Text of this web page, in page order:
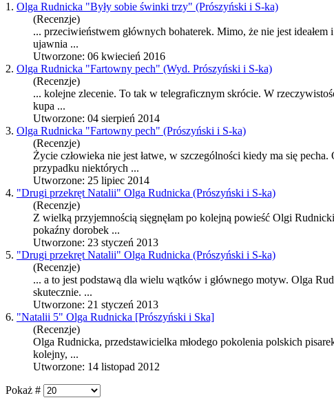
1. Olga Rudnicka "Były sobie świnki trzy" (Prószyński i S-ka)
(Recenzje)
... przeciwieństwem głównych bohaterek. Mimo, że nie jest
ujawnia ...
Utworzone: 06 kwiecień 2016
2. Olga Rudnicka "Fartowny pech" (Wyd. Prószyński i S-ka)
(Recenzje)
... kolejne zlecenie. To tak w telegraficznym skrócie. W
kupa ...
Utworzone: 04 sierpień 2014
3. Olga Rudnicka "Fartowny pech" (Prószyński i S-ka)
(Recenzje)
Życie człowieka nie jest łatwe, w szczególności kiedy ma się
przypadku niektórych ...
Utworzone: 25 lipiec 2014
4. "Drugi przekręt Natalii" Olga Rudnicka (Prószyński i S-ka)
(Recenzje)
Z wielką przyjemnością sięgnęłam po kolejną powieść Olgi
pokaźny dorobek ...
Utworzone: 23 styczeń 2013
5. "Drugi przekręt Natalii" Olga Rudnicka (Prószyński i S-ka)
(Recenzje)
... a to jest podstawą dla wielu wątków i głównego motyw. Olga
skutecznie. ...
Utworzone: 21 styczeń 2013
6. "Natalii 5" Olga Rudnicka [Prószyński i Ska]
(Recenzje)
Olga Rudnicka, przedstawicielka młodego pokolenia polskich
kolejny, ...
Utworzone: 14 listopad 2012
Pokaż #